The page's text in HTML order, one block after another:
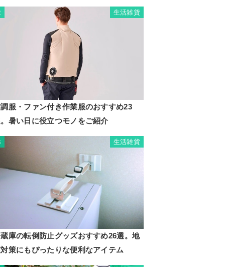
生活雑貨
服・ファン付き作業服のおすすめ23
暑い日に役立つモノをご紹介
生活雑貨
庫の転倒防止グッズおすすめ26選。地
策にもぴったりな便利なアイテム